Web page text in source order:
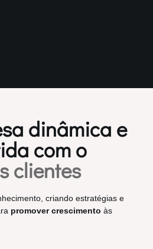
dinâmica e
com o
clientes
criando estratégias e
promover crescimento às